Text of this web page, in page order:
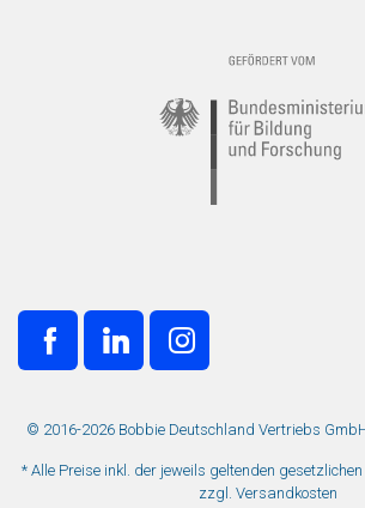
© 2016-2026 Bobbie Deutschland Vertriebs
* Alle Preise inkl. der jeweils geltenden
zzgl. Versandkosten